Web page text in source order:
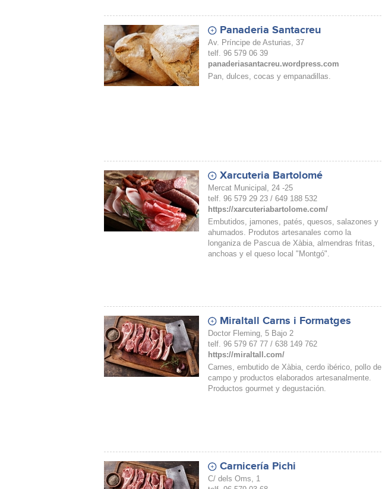
Panaderia Santacreu
Av. Príncipe de Asturias, 37
telf. 96 579 06 39
panaderiasantacreu.wordpress.com
Pan, dulces, cocas y empanadillas.
Xarcuteria Bartolomé
Mercat Municipal, 24 -25
telf. 96 579 29 23 / 649 188 532
https://xarcuteriabartolome.com/
Embutidos, jamones, patés, quesos, salazones y
ahumados. Produtos artesanales como la
longaniza de Pascua de Xàbia, almendras fritas,
anchoas y el queso local "Montgó".
Miraltall Carns i Formatges
Doctor Fleming, 5 Bajo 2
telf. 96 579 67 77 / 638 149 762
https://miraltall.com/
Carnes, embutido de Xàbia, cerdo ibérico, pollo de
campo y productos elaborados artesanalmente.
Productos gourmet y degustación.
Carnicería Pichi
C/ dels Oms, 1